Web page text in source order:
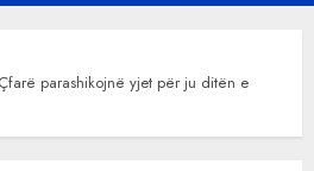
parashikojnë yjet për ju ditën e